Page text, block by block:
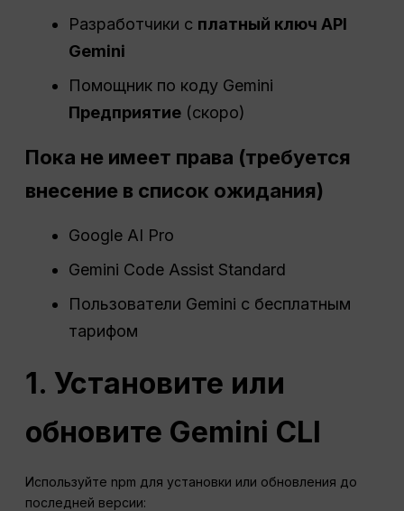
Разработчики с платный ключ API
Gemini
Помощник по коду Gemini
Предприятие (скоро)
Пока не имеет права (требуется
внесение в список ожидания)
Google AI Pro
Gemini Code Assist Standard
Пользователи Gemini с бесплатным
тарифом
1. Установите или
обновите Gemini CLI
Используйте npm для установки или обновления до
последней версии: